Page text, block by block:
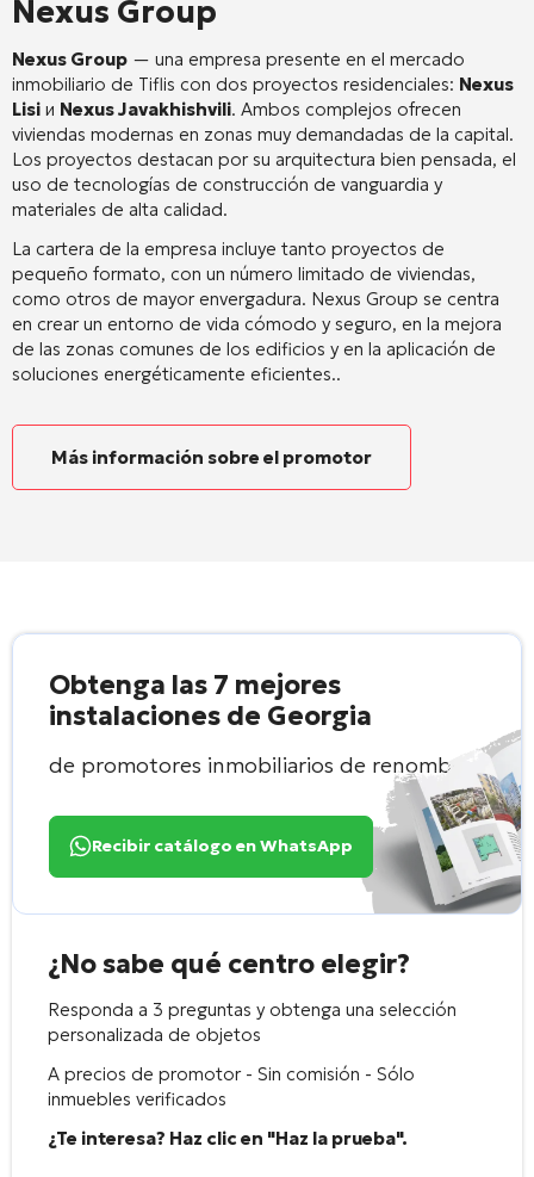
Nexus Group
Nexus Group — una empresa presente en el mercado
inmobiliario de Tiflis con dos proyectos residenciales: Nexus
Lisi и Nexus Javakhishvili. Ambos complejos ofrecen
viviendas modernas en zonas muy demandadas de la capital.
Los proyectos destacan por su arquitectura bien pensada, el
uso de tecnologías de construcción de vanguardia y
materiales de alta calidad.
La cartera de la empresa incluye tanto proyectos de
pequeño formato, con un número limitado de viviendas,
como otros de mayor envergadura. Nexus Group se centra
en crear un entorno de vida cómodo y seguro, en la mejora
de las zonas comunes de los edificios y en la aplicación de
soluciones energéticamente eficientes..
Más información sobre el promotor
Obtenga las 7 mejores
instalaciones de Georgia
de promotores inmobiliarios de renombre
Recibir catálogo en WhatsApp
¿No sabe qué centro elegir?
Responda a 3 preguntas y obtenga una selección
personalizada de objetos
A precios de promotor - Sin comisión - Sólo
inmuebles verificados
¿Te interesa? Haz clic en "Haz la prueba".